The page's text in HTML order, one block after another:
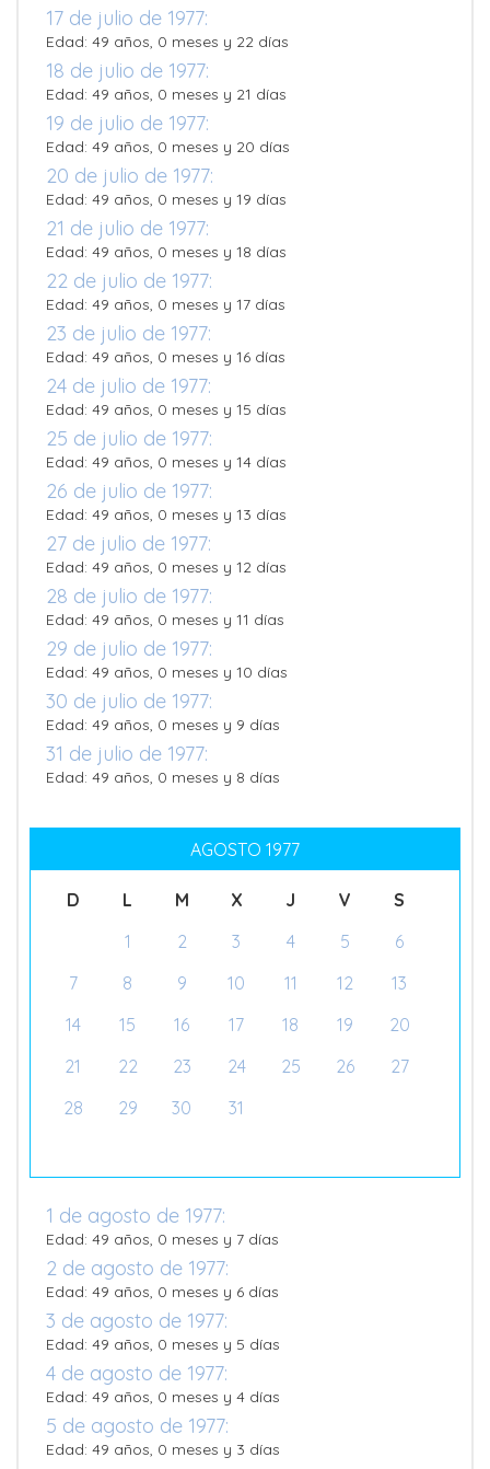
17 de julio de 1977:
Edad: 49 años, 0 meses y 22 días
18 de julio de 1977:
Edad: 49 años, 0 meses y 21 días
19 de julio de 1977:
Edad: 49 años, 0 meses y 20 días
20 de julio de 1977:
Edad: 49 años, 0 meses y 19 días
21 de julio de 1977:
Edad: 49 años, 0 meses y 18 días
22 de julio de 1977:
Edad: 49 años, 0 meses y 17 días
23 de julio de 1977:
Edad: 49 años, 0 meses y 16 días
24 de julio de 1977:
Edad: 49 años, 0 meses y 15 días
25 de julio de 1977:
Edad: 49 años, 0 meses y 14 días
26 de julio de 1977:
Edad: 49 años, 0 meses y 13 días
27 de julio de 1977:
Edad: 49 años, 0 meses y 12 días
28 de julio de 1977:
Edad: 49 años, 0 meses y 11 días
29 de julio de 1977:
Edad: 49 años, 0 meses y 10 días
30 de julio de 1977:
Edad: 49 años, 0 meses y 9 días
31 de julio de 1977:
Edad: 49 años, 0 meses y 8 días
AGOSTO 1977
D L M X J V
S
1
2 3 4 5
6
7
8 9 10 11 12
13
14
15 16 17 18 19
20
21
22 23 24 25 26
27
28
29 30 31
1 de agosto de 1977:
Edad: 49 años, 0 meses y 7 días
2 de agosto de 1977:
Edad: 49 años, 0 meses y 6 días
3 de agosto de 1977:
Edad: 49 años, 0 meses y 5 días
4 de agosto de 1977:
Edad: 49 años, 0 meses y 4 días
5 de agosto de 1977:
Edad: 49 años, 0 meses y 3 días